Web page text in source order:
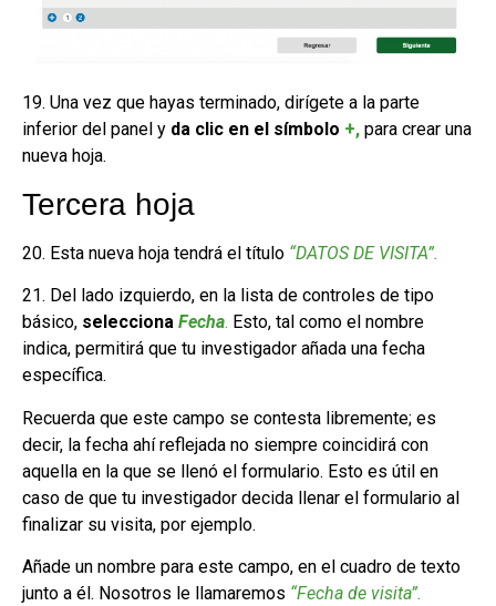
19. Una vez que hayas terminado, dirígete a la parte
inferior del panel y da clic en el símbolo +, para crear una
nueva hoja.
Tercera hoja
20. Esta nueva hoja tendrá el título “DATOS DE VISITA”.
21. Del lado izquierdo, en la lista de controles de tipo
básico, selecciona Fecha. Esto, tal como el nombre
indica, permitirá que tu investigador añada una fecha
específica.
Recuerda que este campo se contesta libremente; es
decir, la fecha ahí reflejada no siempre coincidirá con
aquella en la que se llenó el formulario. Esto es útil en
caso de que tu investigador decida llenar el formulario al
finalizar su visita, por ejemplo.
Añade un nombre para este campo, en el cuadro de texto
junto a él. Nosotros le llamaremos “Fecha de visita”.